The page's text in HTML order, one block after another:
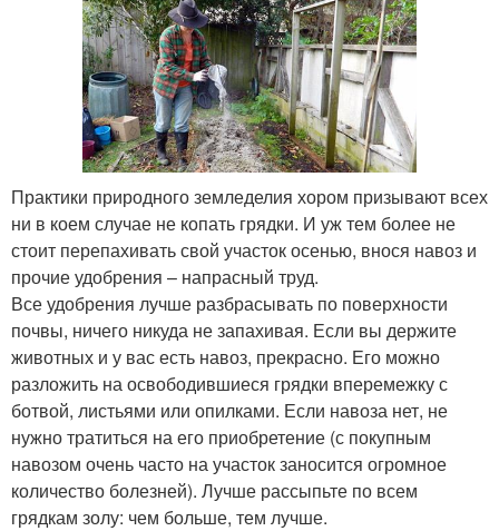
Практики природного земледелия хором призывают всех
ни в коем случае не копать грядки. И уж тем более не
стоит перепахивать свой участок осенью, внося навоз и
прочие удобрения – напрасный труд.
Все удобрения лучше разбрасывать по поверхности
почвы, ничего никуда не запахивая. Если вы держите
животных и у вас есть навоз, прекрасно. Его можно
разложить на освободившиеся грядки вперемежку с
ботвой, листьями или опилками. Если навоза нет, не
нужно тратиться на его приобретение (с покупным
навозом очень часто на участок заносится огромное
количество болезней). Лучше рассыпьте по всем
грядкам золу: чем больше, тем лучше.